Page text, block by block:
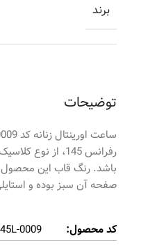
توضیحات
رفرانس 145، از
باشد. رنگ قاب این
صفحه آن سبز بوده و
کد محصول:
0009
برند